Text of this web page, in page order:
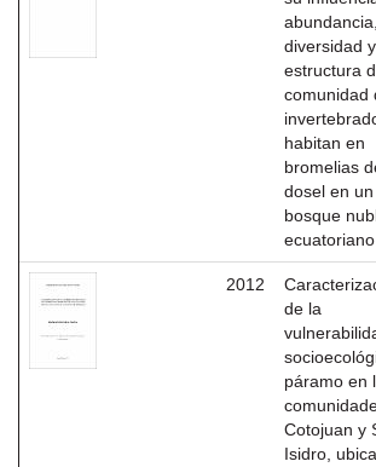
abundancia,
diversidad y
estructura
comunidad
habitan en
bromelias
dosel en un
bosque
ecuatoriano
2012
de la
páramo en
Cotojuan y
Isidro,